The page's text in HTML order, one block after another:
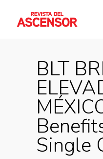
BLT
Single